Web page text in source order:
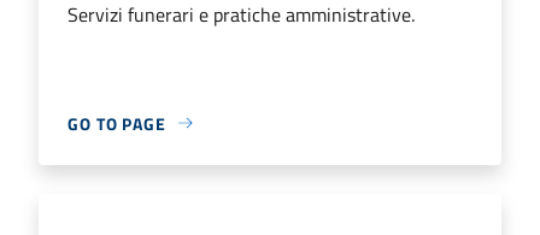
Servizi funerari e pratiche amministrative.
GO TO PAGE